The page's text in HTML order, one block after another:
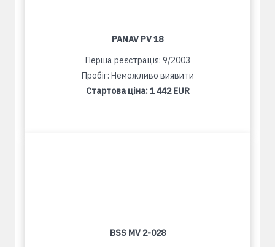
PANAV PV 18
Перша реєстрація: 9/2003
Пробіг: Неможливо виявити
Стартова ціна:1 442 EUR
BSS MV 2-028